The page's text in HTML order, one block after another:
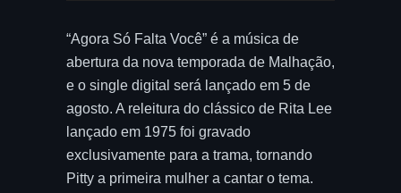
“Agora Só Falta Você” é a música de
abertura da nova temporada de Malhação,
e o single digital será lançado em 5 de
agosto. A releitura do clássico de Rita Lee
lançado em 1975 foi gravado
exclusivamente para a trama, tornando
Pitty a primeira mulher a cantar o tema.